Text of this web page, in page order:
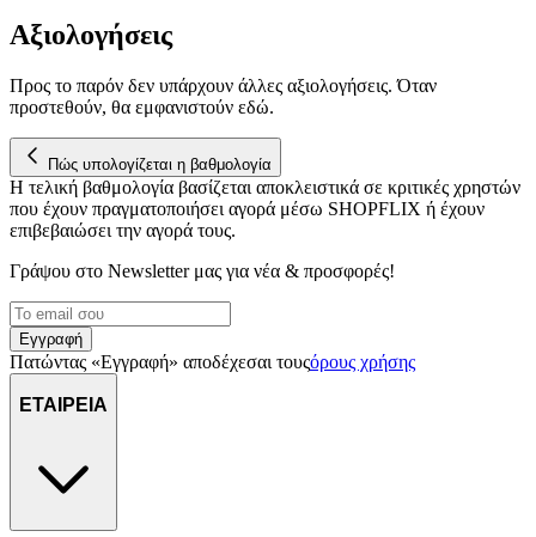
Αξιολογήσεις
Προς το παρόν δεν υπάρχουν άλλες αξιολογήσεις. Όταν
προστεθούν, θα εμφανιστούν εδώ.
Πώς υπολογίζεται η βαθμολογία
Η τελική βαθμολογία βασίζεται αποκλειστικά σε κριτικές χρηστών
που έχουν πραγματοποιήσει αγορά μέσω SHOPFLIX ή έχουν
επιβεβαιώσει την αγορά τους.
Γράψου στο Νewsletter μας για νέα & προσφορές!
Εγγραφή
Πατώντας «Εγγραφή» αποδέχεσαι τουςόρους χρήσης
ΕΤΑΙΡΕΙΑ